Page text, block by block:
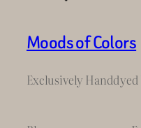
Moods of Colors
Exclusively Handdyed